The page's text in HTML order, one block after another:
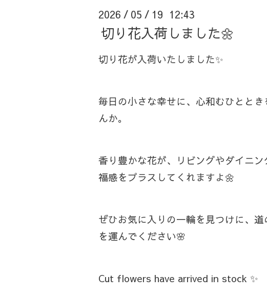
2026 / 05 / 19 12:43
切り花入荷しました🌼
切り花が入荷いたしました✨
毎日の小さな幸せに、心和むひとと
んか。
香り豊かな花が、リビングやダイニ
福感をプラスしてくれますよ🌼
ぜひお気に入りの一輪を見つけに、
を運んでください🌸
Cut flowers have arrived in stock ✨